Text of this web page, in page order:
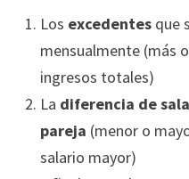
Los excedentesque
mensualmente (más
ingresos totales)
La diferencia de
pareja (menor o
salario mayor)